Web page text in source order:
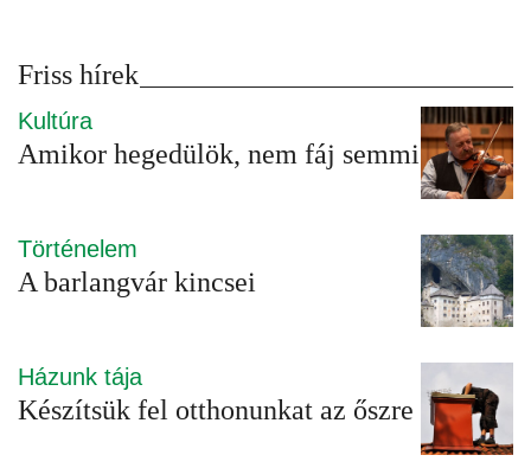
Friss hírek
Kultúra
Amikor hegedülök, nem fáj semmi
Történelem
A barlangvár kincsei
Házunk tája
Készítsük fel otthonunkat az őszre